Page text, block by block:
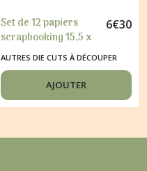
Set de 12 papiers
scrapbooking 15,5 x
30, 5 cm Craft O
Clock AGE OF
MYSTERIES 629
6€30
AUTRES DIE CUTS À DÉCOUPER
AJOUTER